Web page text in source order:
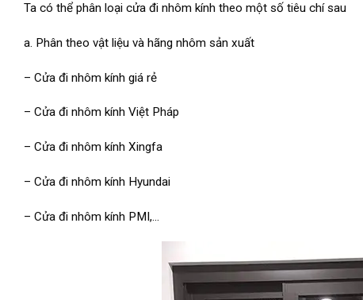
Ta có thể phân loại cửa đi nhôm kính theo một số tiêu chí sau
a. Phân theo vật liệu và hãng nhôm sản xuất
– Cửa đi nhôm kính giá rẻ
– Cửa đi nhôm kính Việt Pháp
– Cửa đi nhôm kính Xingfa
– Cửa đi nhôm kính Hyundai
– Cửa đi nhôm kính PMI,…